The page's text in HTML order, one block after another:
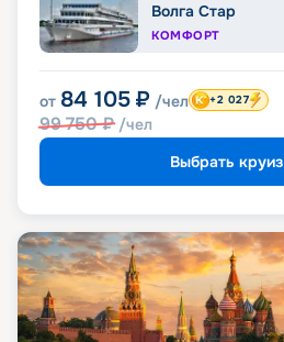
Волга Стар
КОМФОРТ
от 84 105 ₽ /чел
99 750₽ /чел
+2 027
Выбрать круиз